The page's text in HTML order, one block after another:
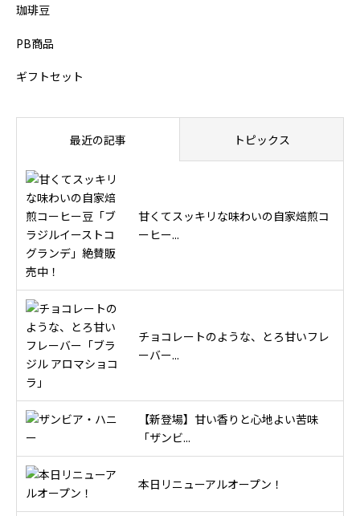
珈琲豆
PB商品
ギフトセット
最近の記事 トピックス
甘くてスッキリな味わいの自家焙煎コ
ーヒー...
チョコレートのような、とろ甘いフレ
ーバー...
【新登場】甘い香りと心地よい苦味
「ザンビ...
本日リニューアルオープン！